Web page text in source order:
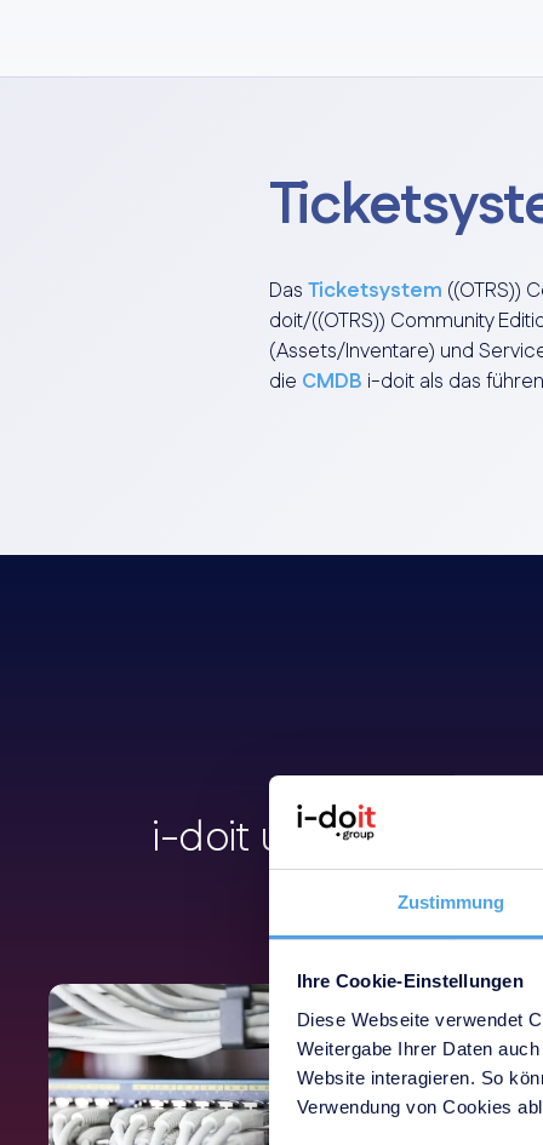
Zustimmung
Ihre Cookie-Einstellungen
Diese Webseite verwendet
Weitergabe Ihrer Daten
Website interagieren. So
Verwendung von Cookies
Das Ticketsystem ((OTRS))
doit/((OTRS)) Community
(Assets/Inventare) und
die CMDB i-doit als das
i-doit unterstützt